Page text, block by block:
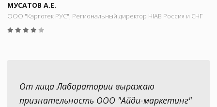
МУСАТОВ А.Е.
ООО "Карготек РУС", Региональный директор HIAB Россия и СНГ
От лица Лаборатории выражаю
признательность ООО "Айди-маркетинг"